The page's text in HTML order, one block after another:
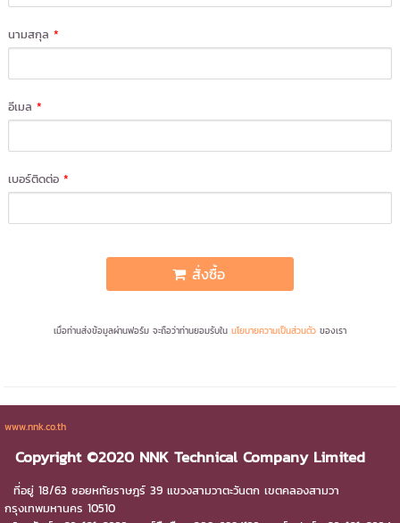
นามสกุล*
อีเมล*
เบอร์ติดต่อ*
สั่งซื้อ
เมื่อท่านส่งข้อมูลผ่านฟอร์ม จะถือว่าท่านยอมรับใน นโยบายความเป็นส่วนตัว ของเรา
www.nnk.co.th
Copyright ©2020 NNK Technical Company Limited
ที่อยู่ 18/63 ซอยหทัยราษฎร์ 39 แขวงสามวาตะวันตก เขตคลองสามวา
กรุงเทพมหานคร 10510